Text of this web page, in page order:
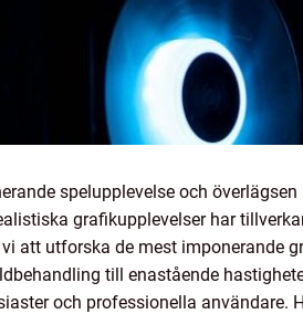
spelupplevelse och
grafikupplevelser har
att utforska de mest imponerande
till enastående
och professionella användare.